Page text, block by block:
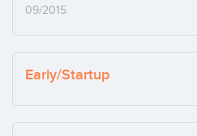
09/2015
Early/Startup